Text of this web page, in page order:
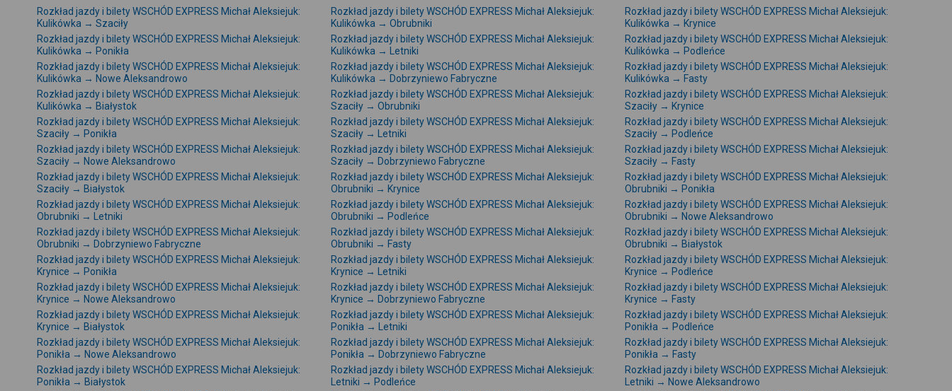
Rozkład jazdy i bilety WSCHÓD EXPRESS Michał Aleksiejuk:
Kulikówka → Szaciły
Rozkład jazdy i bilety WSCHÓD EXPRESS Michał Aleksiejuk:
Kulikówka → Obrubniki
Rozkład jazdy i bilety WSCHÓD EXPRESS Michał Aleksiejuk:
Kulikówka → Krynice
Rozkład jazdy i bilety WSCHÓD EXPRESS Michał Aleksiejuk:
Kulikówka → Ponikła
Rozkład jazdy i bilety WSCHÓD EXPRESS Michał Aleksiejuk:
Kulikówka → Letniki
Rozkład jazdy i bilety WSCHÓD EXPRESS Michał Aleksiejuk:
Kulikówka → Podleńce
Rozkład jazdy i bilety WSCHÓD EXPRESS Michał Aleksiejuk:
Kulikówka → Nowe Aleksandrowo
Rozkład jazdy i bilety WSCHÓD EXPRESS Michał Aleksiejuk:
Kulikówka → Dobrzyniewo Fabryczne
Rozkład jazdy i bilety WSCHÓD EXPRESS Michał Aleksiejuk:
Kulikówka → Fasty
Rozkład jazdy i bilety WSCHÓD EXPRESS Michał Aleksiejuk:
Kulikówka → Białystok
Rozkład jazdy i bilety WSCHÓD EXPRESS Michał Aleksiejuk:
Szaciły → Obrubniki
Rozkład jazdy i bilety WSCHÓD EXPRESS Michał Aleksiejuk:
Szaciły → Krynice
Rozkład jazdy i bilety WSCHÓD EXPRESS Michał Aleksiejuk:
Szaciły → Ponikła
Rozkład jazdy i bilety WSCHÓD EXPRESS Michał Aleksiejuk:
Szaciły → Letniki
Rozkład jazdy i bilety WSCHÓD EXPRESS Michał Aleksiejuk:
Szaciły → Podleńce
Rozkład jazdy i bilety WSCHÓD EXPRESS Michał Aleksiejuk:
Szaciły → Nowe Aleksandrowo
Rozkład jazdy i bilety WSCHÓD EXPRESS Michał Aleksiejuk:
Szaciły → Dobrzyniewo Fabryczne
Rozkład jazdy i bilety WSCHÓD EXPRESS Michał Aleksiejuk:
Szaciły → Fasty
Rozkład jazdy i bilety WSCHÓD EXPRESS Michał Aleksiejuk:
Szaciły → Białystok
Rozkład jazdy i bilety WSCHÓD EXPRESS Michał Aleksiejuk:
Obrubniki → Krynice
Rozkład jazdy i bilety WSCHÓD EXPRESS Michał Aleksiejuk:
Obrubniki → Ponikła
Rozkład jazdy i bilety WSCHÓD EXPRESS Michał Aleksiejuk:
Obrubniki → Letniki
Rozkład jazdy i bilety WSCHÓD EXPRESS Michał Aleksiejuk:
Obrubniki → Podleńce
Rozkład jazdy i bilety WSCHÓD EXPRESS Michał Aleksiejuk:
Obrubniki → Nowe Aleksandrowo
Rozkład jazdy i bilety WSCHÓD EXPRESS Michał Aleksiejuk:
Obrubniki → Dobrzyniewo Fabryczne
Rozkład jazdy i bilety WSCHÓD EXPRESS Michał Aleksiejuk:
Obrubniki → Fasty
Rozkład jazdy i bilety WSCHÓD EXPRESS Michał Aleksiejuk:
Obrubniki → Białystok
Rozkład jazdy i bilety WSCHÓD EXPRESS Michał Aleksiejuk:
Krynice → Ponikła
Rozkład jazdy i bilety WSCHÓD EXPRESS Michał Aleksiejuk:
Krynice → Letniki
Rozkład jazdy i bilety WSCHÓD EXPRESS Michał Aleksiejuk:
Krynice → Podleńce
Rozkład jazdy i bilety WSCHÓD EXPRESS Michał Aleksiejuk:
Krynice → Nowe Aleksandrowo
Rozkład jazdy i bilety WSCHÓD EXPRESS Michał Aleksiejuk:
Krynice → Dobrzyniewo Fabryczne
Rozkład jazdy i bilety WSCHÓD EXPRESS Michał Aleksiejuk:
Krynice → Fasty
Rozkład jazdy i bilety WSCHÓD EXPRESS Michał Aleksiejuk:
Krynice → Białystok
Rozkład jazdy i bilety WSCHÓD EXPRESS Michał Aleksiejuk:
Ponikła → Letniki
Rozkład jazdy i bilety WSCHÓD EXPRESS Michał Aleksiejuk:
Ponikła → Podleńce
Rozkład jazdy i bilety WSCHÓD EXPRESS Michał Aleksiejuk:
Ponikła → Nowe Aleksandrowo
Rozkład jazdy i bilety WSCHÓD EXPRESS Michał Aleksiejuk:
Ponikła → Dobrzyniewo Fabryczne
Rozkład jazdy i bilety WSCHÓD EXPRESS Michał Aleksiejuk:
Ponikła → Fasty
Rozkład jazdy i bilety WSCHÓD EXPRESS Michał Aleksiejuk:
Ponikła → Białystok
Rozkład jazdy i bilety WSCHÓD EXPRESS Michał Aleksiejuk:
Letniki → Podleńce
Rozkład jazdy i bilety WSCHÓD EXPRESS Michał Aleksiejuk:
Letniki → Nowe Aleksandrowo